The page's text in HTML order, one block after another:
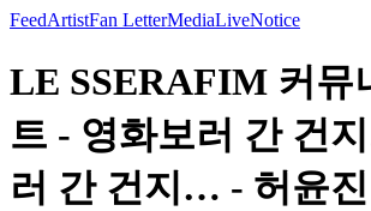
FeedArtistFan LetterMediaLiveNotice
LE SSERAFIM 커뮤
트 - 영화보러 간 건
러 간 건지… - 허윤진